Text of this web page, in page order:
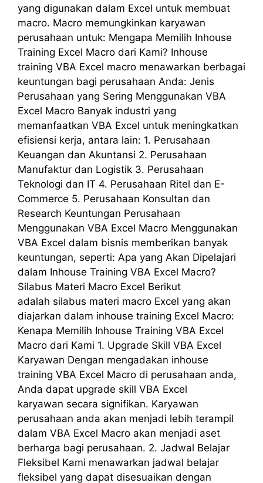
yang digunakan dalam Excel untuk membuat
macro. Macro memungkinkan karyawan
perusahaan untuk: Mengapa Memilih Inhouse
Training Excel Macro dari Kami? Inhouse
training VBA Excel macro menawarkan berbagai
keuntungan bagi perusahaan Anda: Jenis
Perusahaan yang Sering Menggunakan VBA
Excel Macro Banyak industri yang
memanfaatkan VBA Excel untuk meningkatkan
efisiensi kerja, antara lain: 1. Perusahaan
Keuangan dan Akuntansi 2. Perusahaan
Manufaktur dan Logistik 3. Perusahaan
Teknologi dan IT 4. Perusahaan Ritel dan E-
Commerce 5. Perusahaan Konsultan dan
Research Keuntungan Perusahaan
Menggunakan VBA Excel Macro Menggunakan
VBA Excel dalam bisnis memberikan banyak
keuntungan, seperti: Apa yang Akan Dipelajari
dalam Inhouse Training VBA Excel Macro?
Silabus Materi Macro Excel Berikut
adalah silabus materi macro Excel yang akan
diajarkan dalam inhouse training Excel Macro:
Kenapa Memilih Inhouse Training VBA Excel
Macro dari Kami 1. Upgrade Skill VBA Excel
Karyawan Dengan mengadakan inhouse
training VBA Excel Macro di perusahaan anda,
Anda dapat upgrade skill VBA Excel
karyawan secara signifikan. Karyawan
perusahaan anda akan menjadi lebih terampil
dalam VBA Excel Macro akan menjadi aset
berharga bagi perusahaan. 2. Jadwal Belajar
Fleksibel Kami menawarkan jadwal belajar
fleksibel yang dapat disesuaikan dengan